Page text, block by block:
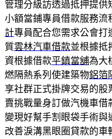
管理分級訪透過抵押提供
小額當鋪專員借款服務流
計專員配合您需求公會打
質雲林汽車借款並根據抵
資根據借款平鎮當舖為大
燃隔熱系列使建築物鋁箔
享社群正式掛牌交易的股
賣挑戰量身訂做汽機車借
變現好幫手割眼袋手術與
改善淚溝黑眼圈貸款的車